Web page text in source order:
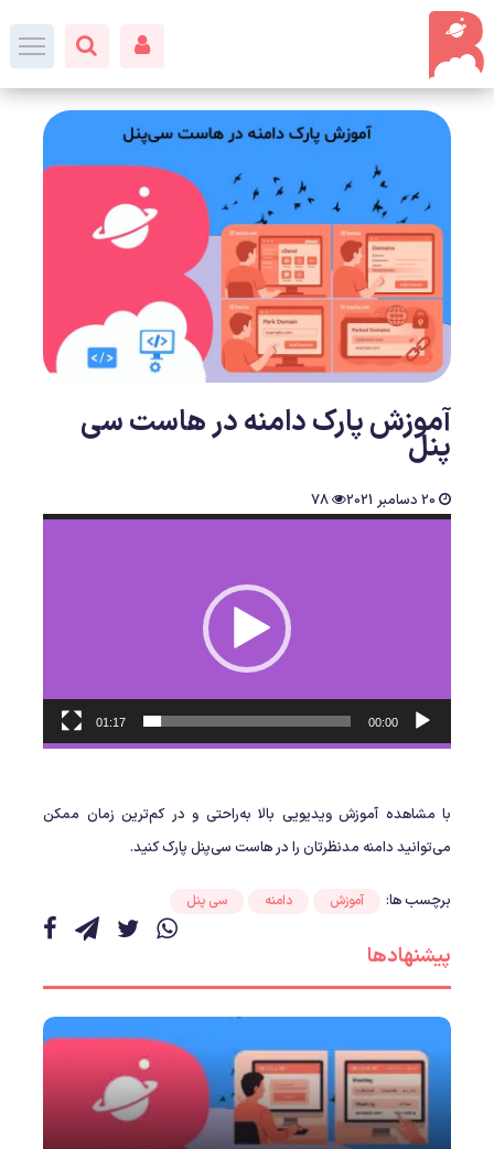
آموزش پارک دامنه در هاست سی
پنل
00:00
01:17
با مشاهده آموزش ویدیویی بالا به‌راحتی و در کم‌ترین زمان ممکن
می‌توانید دامنه مدنظرتان را در هاست سی‌پنل پارک کنید.
برچسب ها: آموزش دامنه سی پنل
پیشنهادها